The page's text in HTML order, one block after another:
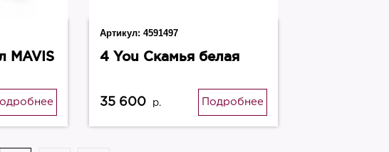
MAVIS
Артикул: 4591497
4 You Скамья белая
35 600 р. Подробнее